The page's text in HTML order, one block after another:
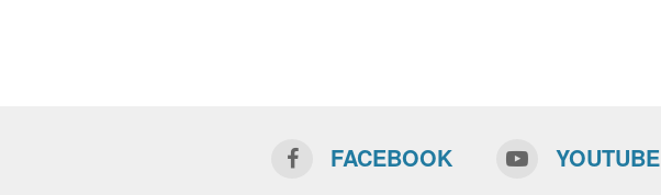
FACEBOOK YOUTUBE